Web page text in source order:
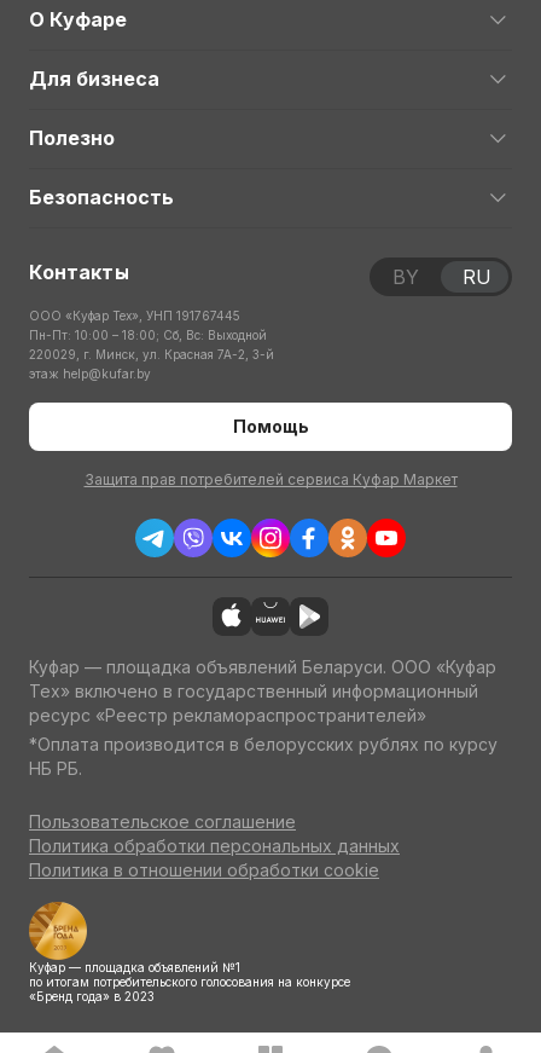
О Куфаре
Для бизнеса
Полезно
Безопасность
Контакты
ООО «Куфар Тех», УНП 191767445
Пн-Пт: 10:00 – 18:00; Сб, Вс: Выходной
220029, г. Минск, ул. Красная 7А-2, 3-й
этаж help@kufar.by
Помощь
Защита прав потребителей сервиса Куфар Маркет
BY RU
Куфар — площадка объявлений Беларуси. ООО «Куфар
Тех» включено в государственный информационный
ресурс «Реестр рекламораспространителей»
*Оплата производится в белорусских рублях по курсу
НБ РБ.
Пользовательское соглашение
Политика обработки персональных данных
Политика в отношении обработки cookie
Куфар — площадка объявлений №1
по итогам потребительского голосования на конкурсе
«Бренд года» в 2023